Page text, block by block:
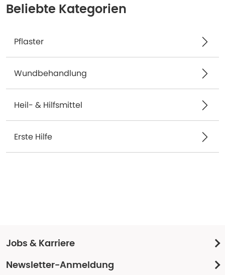
Beliebte Kategorien
Pflaster
Wundbehandlung
Heil- & Hilfsmittel
Erste Hilfe
Jobs & Karriere
Newsletter-Anmeldung